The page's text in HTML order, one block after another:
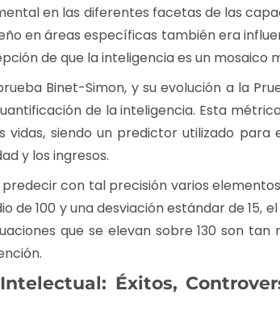
en las diferentes facetas de las
en áreas específicas también era
de que la inteligencia es un mosaico
Binet-Simon, y su evolución a la
de la inteligencia. Esta
siendo un predictor utilizado
y los ingresos.
con tal precisión varios
de 100 y una desviación estándar de 15,
que se elevan sobre 130 son
Éxitos,